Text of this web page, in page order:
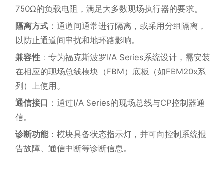
750Ω的负载电阻，满足大多数现场执行器的要求。
隔离方式 ：通道间通常进行隔离，或采用分组隔离，
以防止通道间串扰和地环路影响。
兼容性 ：专为福克斯波罗I/A Series系统设计，需安装
在相应的现场总线模块（FBM）底板（如FBM20x系
列）上使用。
通信接口 ：通过I/A Series的现场总线与CP控制器通
信。
诊断功能：模块具备状态指示灯，并可向控制系统报
告故障、通信中断等诊断信息。